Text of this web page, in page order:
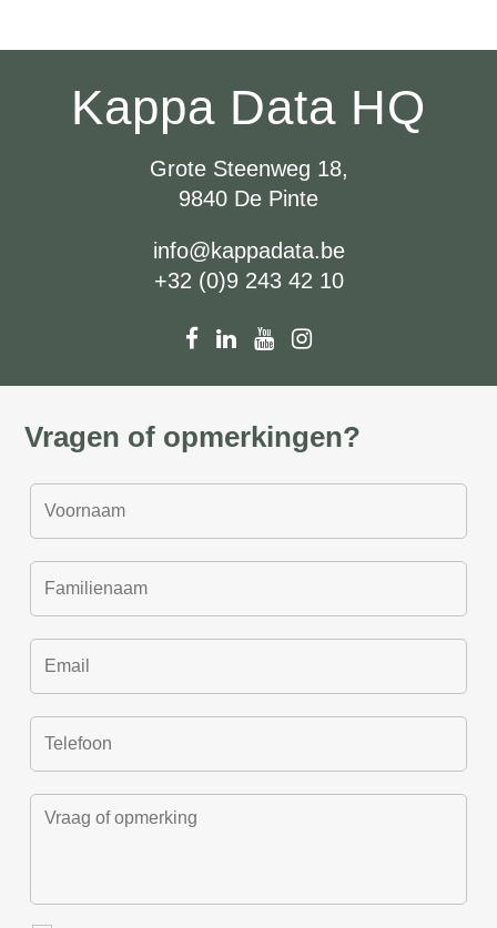
Kappa Data HQ
Grote Steenweg 18,
9840 De Pinte
info@kappadata.be
+32 (0)9 243 42 10
Vragen of opmerkingen?